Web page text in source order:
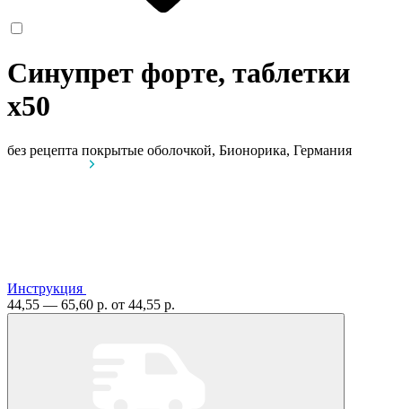
Синупрет форте, таблетки
x50
без рецепта покрытые оболочкой, Бионорика, Германия
Инструкция
44,55 — 65,60 р. от 44,55 р.